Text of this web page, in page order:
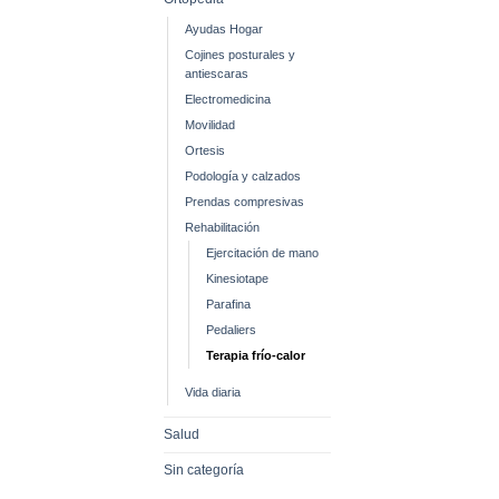
Ayudas Hogar
Cojines posturales y
antiescaras
Electromedicina
Movilidad
Ortesis
Podología y calzados
Prendas compresivas
Rehabilitación
Ejercitación de mano
Kinesiotape
Parafina
Pedaliers
Terapia frío-calor
Vida diaria
Salud
Sin categoría